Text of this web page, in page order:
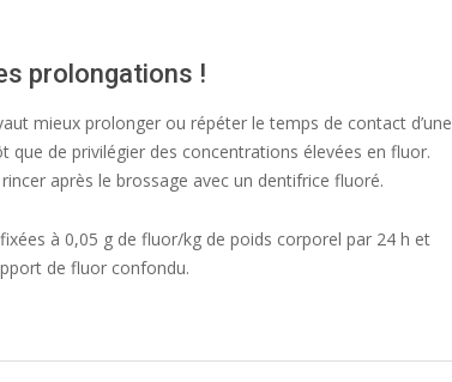
prolongations !
mieux prolonger ou répéter le temps de contact d’une
que de privilégier des concentrations élevées en fluor.
après le brossage avec un dentifrice fluoré.
à 0,05 g de fluor/kg de poids corporel par 24 h et
de fluor confondu.